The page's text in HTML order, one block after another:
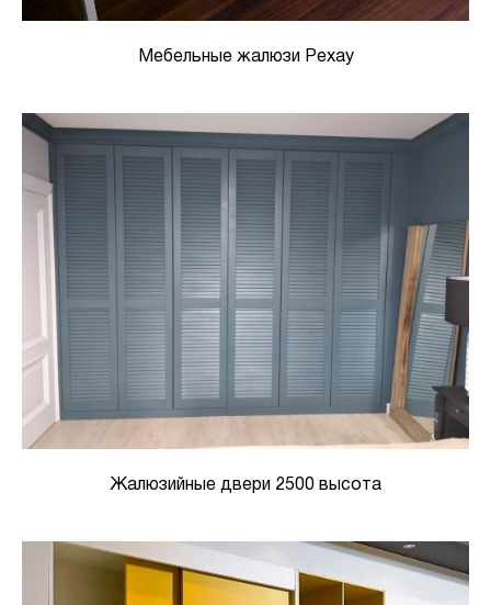
Мебельные жалюзи Рехау
Жалюзийные двери 2500 высота